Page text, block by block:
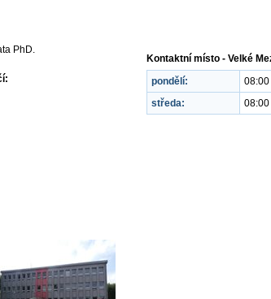
Kontaktní místo - Velké
pondělí:
středa:
PhD.